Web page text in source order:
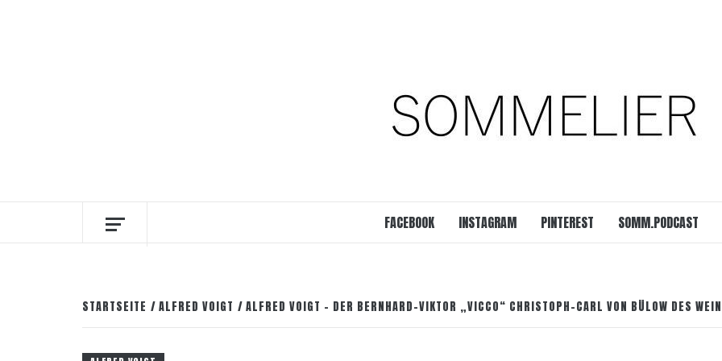
FACEBOOK INSTAGRAM PINTEREST SOMM.PODCAST
STARTSEITE ALFRED VOIGT ALFRED VOIGT – DER BERNHARD-VIKTOR „VICCO“ CHRISTOPH-CARL VON BÜLOW DES